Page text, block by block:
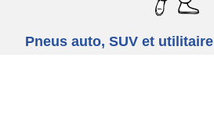
Pneus auto, SUV et utilitaire